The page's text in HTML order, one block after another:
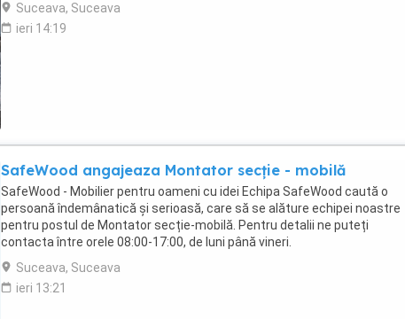
Suceava, Suceava
ieri 14:19
SafeWood angajeaza Montator secție - mobilă
SafeWood - Mobilier pentru oameni cu idei Echipa SafeWood caută o
persoană îndemânatică și serioasă, care să se alăture echipei noastre
pentru postul de Montator secție-mobilă. Pentru detalii ne puteți
contacta între orele 08:00-17:00, de luni până vineri.
SafeWood#Angajare#Carieră#Oportunitate#MontatorMobilă
Bulevardul ...
Suceava, Suceava
ieri 13:21